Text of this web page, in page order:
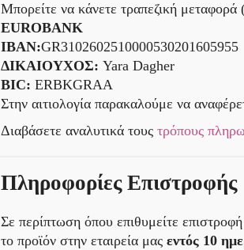
Μπορείτε να κάνετε τραπεζική
EUROBANK
IBAN:GR3102602510000530201605955
ΔΙΚΑΙΟΥΧΟΣ: Yara Dagher
BIC: ERBKGRAA
Στην αιτιολογία παρακαλούμε να
Διαβάσετε αναλυτικά τους τρόπους
Πληροφορίες Επιστροφής
Σε περίπτωση όπου επιθυμείτε
το προϊόν στην εταιρεία μας εντός 10